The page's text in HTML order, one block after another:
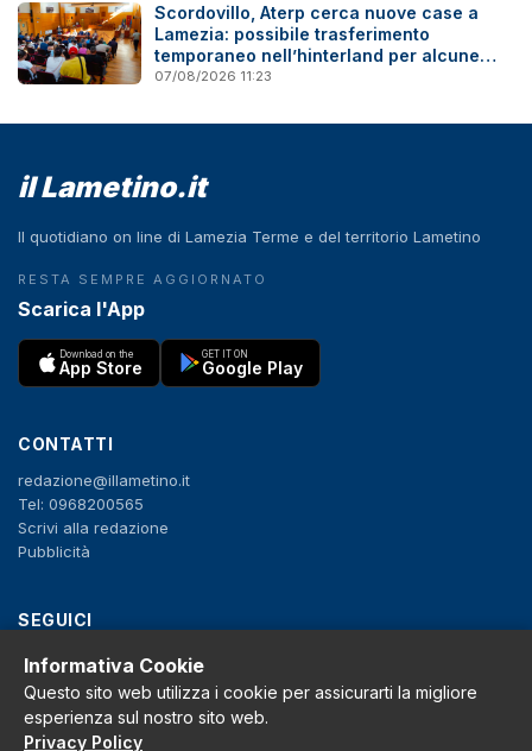
Scordovillo, Aterp cerca nuove case a
Lamezia: possibile trasferimento
temporaneo nell’hinterland per alcune
famiglie
07/08/2026 11:23
il Lametino.it
Il quotidiano on line di Lamezia Terme e del territorio Lametino
RESTA SEMPRE AGGIORNATO
Scarica l'App
Download on the
App Store
GET IT ON
Google Play
CONTATTI
redazione@illametino.it
Tel: 0968200565
Scrivi alla redazione
Pubblicità
SEGUICI
f X IG YT
Privacy Policy
Cookie Policy
Informativa Cookie
Questo sito web utilizza i cookie per assicurarti la migliore
esperienza sul nostro sito web.
Privacy Policy